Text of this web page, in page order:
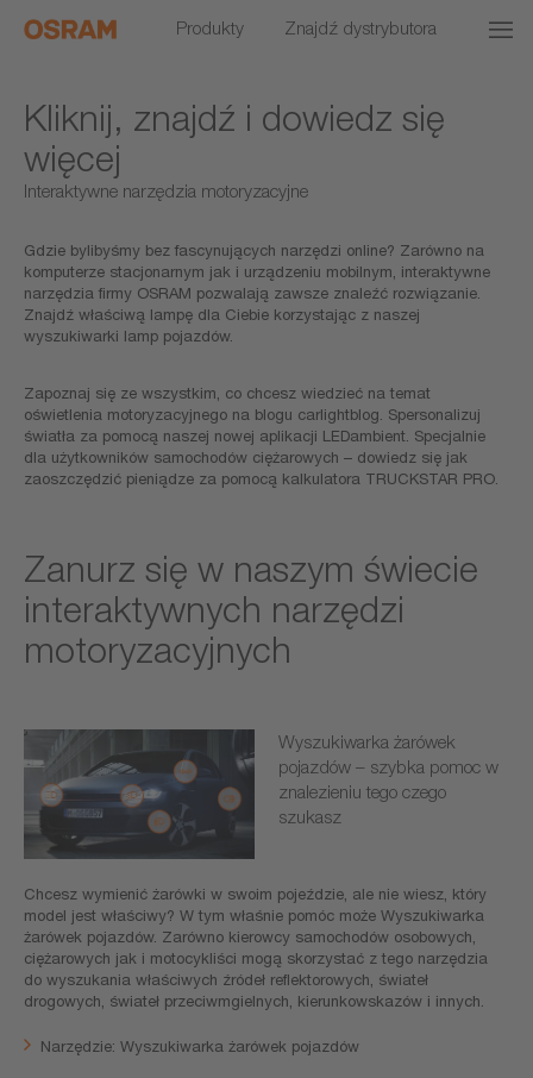
Produkty Znajdź dystrybutora
Kliknij, znajdź i dowiedz się
więcej
Interaktywne narzędzia motoryzacyjne
Gdzie bylibyśmy bez fascynujących narzędzi online? Zarówno na
komputerze stacjonarnym jak i urządzeniu mobilnym, interaktywne
narzędzia firmy OSRAM pozwalają zawsze znaleźć rozwiązanie.
Znajdź właściwą lampę dla Ciebie korzystając z naszej
wyszukiwarki lamp pojazdów.
Zapoznaj się ze wszystkim, co chcesz wiedzieć na temat
oświetlenia motoryzacyjnego na blogu carlightblog. Spersonalizuj
światła za pomocą naszej nowej aplikacji LEDambient. Specjalnie
dla użytkowników samochodów ciężarowych – dowiedz się jak
zaoszczędzić pieniądze za pomocą kalkulatora TRUCKSTAR PRO.
Zanurz się w naszym świecie
interaktywnych narzędzi
motoryzacyjnych
Wyszukiwarka żarówek
pojazdów – szybka pomoc w
znalezieniu tego czego
szukasz
Chcesz wymienić żarówki w swoim pojeździe, ale nie wiesz, który
model jest właściwy? W tym właśnie pomóc może Wyszukiwarka
żarówek pojazdów. Zarówno kierowcy samochodów osobowych,
ciężarowych jak i motocykliści mogą skorzystać z tego narzędzia
do wyszukania właściwych źródeł reflektorowych, świateł
drogowych, świateł przeciwmgielnych, kierunkowskazów i innych.
Narzędzie: Wyszukiwarka żarówek pojazdów